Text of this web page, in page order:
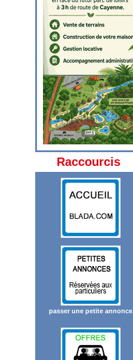
Raccourcis
passer une petite annonce